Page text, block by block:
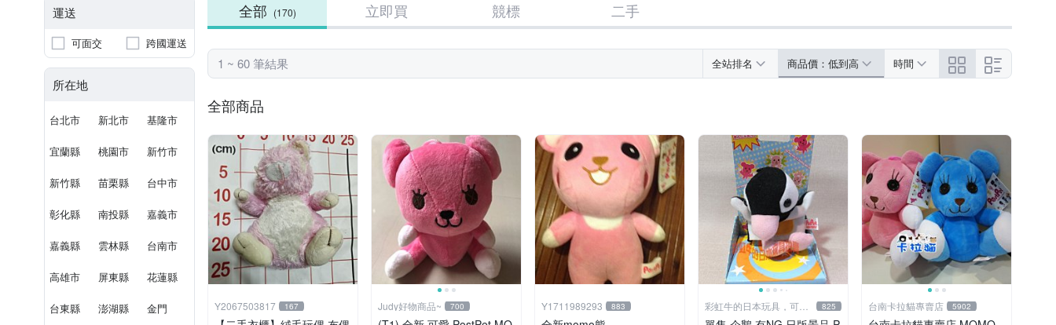
運送
可面交 跨國運送
所在地
台北市 新北市 基隆市
宜蘭縣 桃園市 新竹市
新竹縣 苗栗縣 台中市
彰化縣 南投縣 嘉義市
嘉義縣 雲林縣 台南市
高雄市 屏東縣 花蓮縣
台東縣 澎湖縣 金門
全部 (170) 立即買 競標 二手
1 ~ 60 筆結果 全站排名 商品價：低到高 時間
全部商品
Y2067503817 167 Judy好物商品~ 700 Y1711989293 883 彩虹牛的日本玩具，可7
取付
825 台南卡拉貓專賣店 5902